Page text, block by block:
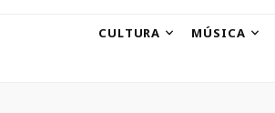
CULTURA MÚSICA